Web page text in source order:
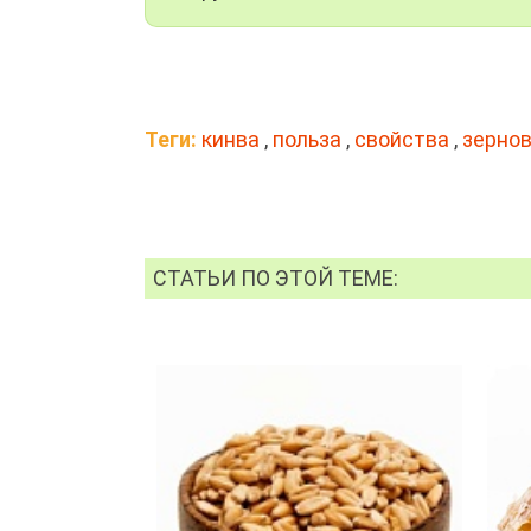
Теги: кинва , польза , свойства ,
СТАТЬИ ПО ЭТОЙ ТЕМЕ: